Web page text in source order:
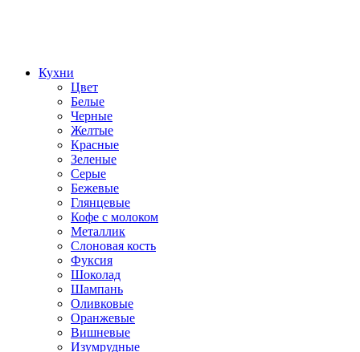
Кухни
Цвет
Белые
Черные
Желтые
Красные
Зеленые
Серые
Бежевые
Глянцевые
Кофе с молоком
Металлик
Слоновая кость
Фуксия
Шоколад
Шампань
Оливковые
Оранжевые
Вишневые
Изумрудные